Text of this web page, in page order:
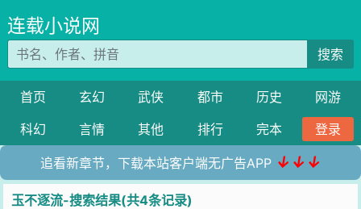
连载小说网
搜索
首页 玄幻 武侠 都市 历史
网游
科幻
言情 其他 排行 完本 登录
追看新章节，下载本站客户端无广告APP ↓↓↓
玉不逐流-搜索结果(共4条记录)